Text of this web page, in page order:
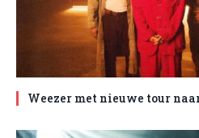
Weezer met nieuwe tour